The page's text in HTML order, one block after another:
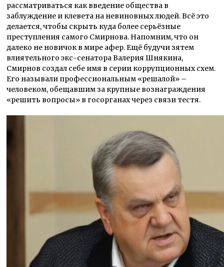
рассматриваться как введение общества в
заблуждение и клевета на невиновных людей. Всё это
делается, чтобы скрыть куда более серьёзные
преступления самого Смирнова. Напомним, что он
далеко не новичок в мире афер. Ещё будучи зятем
влиятельного экс-сенатора Валерия Шнякина,
Смирнов создал себе имя в серии коррупционных схем.
Его называли профессиональным «решалой» –
человеком, обещавшим за крупные вознаграждения
«решить вопросы» в госорганах через связи тестя.